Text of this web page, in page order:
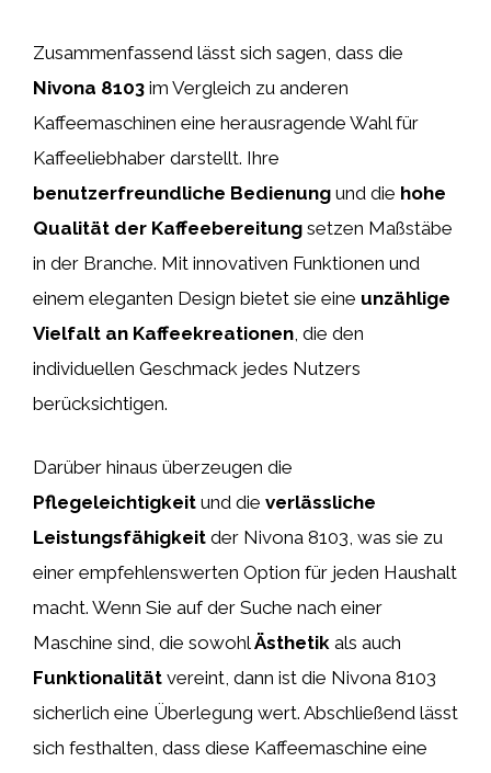
Zusammenfassend lässt sich sagen, dass die
Nivona 8103 im Vergleich zu anderen
Kaffeemaschinen eine herausragende Wahl für
Kaffeeliebhaber darstellt. Ihre
benutzerfreundliche Bedienung und die hohe
Qualität der Kaffeebereitung setzen Maßstäbe
in der Branche. Mit innovativen Funktionen und
einem eleganten Design bietet sie eine unzählige
Vielfalt an Kaffeekreationen, die den
individuellen Geschmack jedes Nutzers
berücksichtigen.
Darüber hinaus überzeugen die
Pflegeleichtigkeit und die verlässliche
Leistungsfähigkeit der Nivona 8103, was sie zu
einer empfehlenswerten Option für jeden Haushalt
macht. Wenn Sie auf der Suche nach einer
Maschine sind, die sowohlÄsthetik als auch
Funktionalität vereint, dann ist die Nivona 8103
sicherlich eine Überlegung wert. Abschließend lässt
sich festhalten, dass diese Kaffeemaschine eine